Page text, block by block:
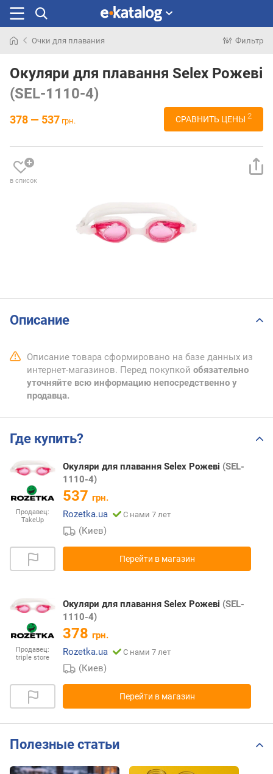
раньше
Очки для плавания Фильтр
Окуляри для плавання Selex Рожеві
(SEL-1110-4)
378 — 537 грн. СРАВНИТЬ ЦЕНЫ 2
в список
Описание
Описание товара сформировано на базе данных из
интернет-магазинов. Перед покупкой обязательно
уточняйте всю информацию непосредственно у
продавца.
Где купить?
Продавец:
TakeUp
Окуляри для плавання Selex Рожеві (SEL-
1110-4)
537 грн.
Rozetka.ua
С нами 7 лет
(Киев)
Перейти в магазин
Продавец:
triple store
Окуляри для плавання Selex Рожеві (SEL-
1110-4)
378 грн.
Rozetka.ua
С нами 7 лет
(Киев)
Перейти в магазин
Полезные статьи